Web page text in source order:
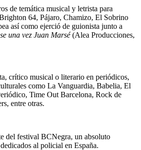
de temática musical y letrista para
64, Pájaro, Chamizo, El Sobrino
así como ejerció de guionista junto a
una vez Juan Marsé(Alea Producciones,
crítico musical o literario en periódicos,
como La Vanguardia, Babelia, El
Time Out Barcelona, Rock de
entre otras.
del festival BCNegra, un absoluto
al policial en España.